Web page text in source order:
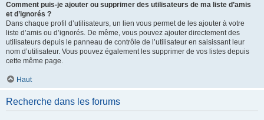
Comment puis-je ajouter ou supprimer des utilisateurs de ma liste d’amis
et d’ignorés ?
Dans chaque profil d’utilisateurs, un lien vous permet de les ajouter à votre
liste d’amis ou d’ignorés. De même, vous pouvez ajouter directement des
utilisateurs depuis le panneau de contrôle de l’utilisateur en saisissant leur
nom d’utilisateur. Vous pouvez également les supprimer de vos listes depuis
cette même page.
Haut
Recherche dans les forums